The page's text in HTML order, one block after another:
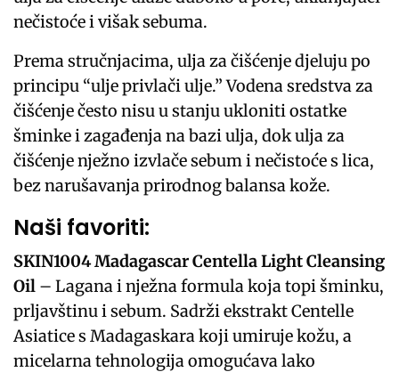
nečistoće i višak sebuma.
Prema stručnjacima, ulja za čišćenje djeluju po
principu “ulje privlači ulje.” Vodena sredstva za
čišćenje često nisu u stanju ukloniti ostatke
šminke i zagađenja na bazi ulja, dok ulja za
čišćenje nježno izvlače sebum i nečistoće s lica,
bez narušavanja prirodnog balansa kože.
Naši favoriti:
SKIN1004 Madagascar Centella Light Cleansing
Oil – Lagana i nježna formula koja topi šminku,
prljavštinu i sebum. Sadrži ekstrakt Centelle
Asiatice s Madagaskara koji umiruje kožu, a
micelarna tehnologija omogućava lako